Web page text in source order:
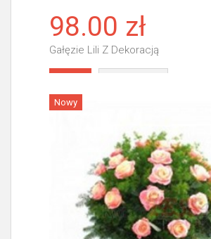
98.00 zł
Gałęzie Lili Z Dekoracją
Nowy